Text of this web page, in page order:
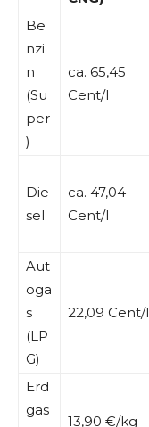
Be
nzi
n
(Su
per
)
ca. 65,45
Cent/l
Die
sel
ca. 47,04
Cent/l
Aut
oga
s
(LP
G)
22,09 Cent/l
Erd
gas
13,90 €/kg